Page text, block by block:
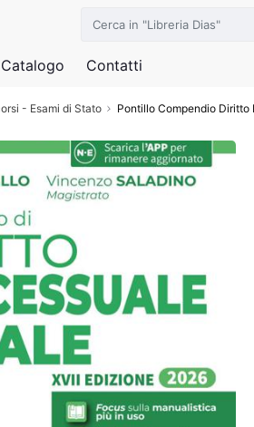
Catalogo Contatti
- Esami di Stato Pontillo Compendio Diritto